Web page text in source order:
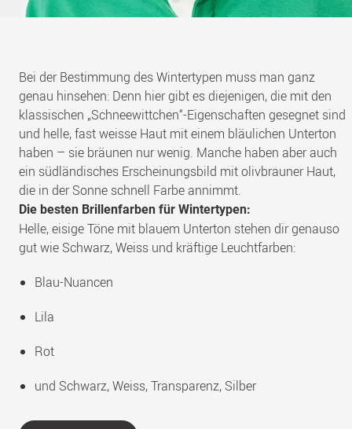
Bei der Bestimmung des Wintertypen muss man ganz
genau hinsehen: Denn hier gibt es diejenigen, die mit den
klassischen „Schneewittchen“-Eigenschaften gesegnet sind
und helle, fast weisse Haut mit einem bläulichen Unterton
haben – sie bräunen nur wenig. Manche haben aber auch
ein südländisches Erscheinungsbild mit olivbrauner Haut,
die in der Sonne schnell Farbe annimmt.
Die besten Brillenfarben für Wintertypen:
Helle, eisige Töne mit blauem Unterton stehen dir genauso
gut wie Schwarz, Weiss und kräftige Leuchtfarben:
Blau-Nuancen
Lila
Rot
und Schwarz, Weiss, Transparenz, Silber